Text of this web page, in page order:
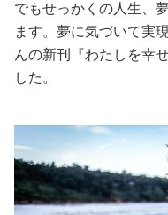
美容/健康
妊娠/出産/家族
ココロ/カラダ
でもせっかくの人生、
ます。夢に気づいて実
んの新刊『わたしを幸
した。